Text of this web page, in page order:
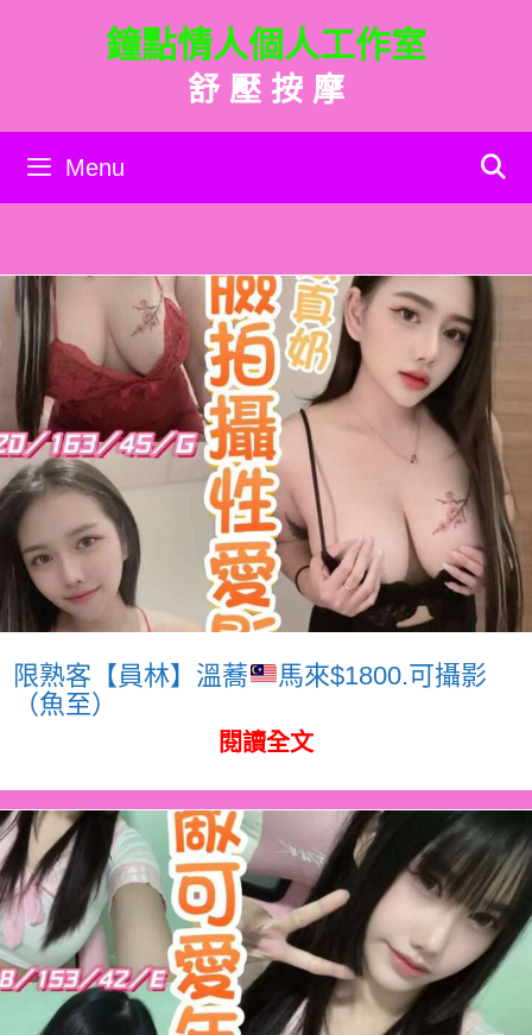
內
鐘點情人個人工作室
舒 壓 按 摩
Menu
限熟客【員林】溫蕎
馬來$1800.可攝影
（魚至）
閱讀全文